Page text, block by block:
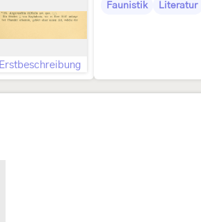
Erstbeschreibung
Faunistik Literatur